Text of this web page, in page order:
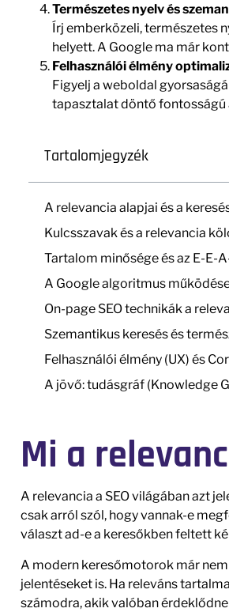
Természetes nyelv és
Írj emberközeli, természetes
helyett. A Google ma már
Felhasználói élmény
Figyelj a weboldal
tapasztalat döntő fontosságú
Tartalomjegyzék
A relevancia alapjai és a
Kulcsszavak és a relevancia
Tartalom minősége és az E-E-
A Google algoritmus
On-page SEO technikák a
Szemantikus keresés és
Felhasználói élmény (UX) és
A jövő: tudásgráf (Knowledge
Mi a
A relevancia a SEO világában azt
csak arról szól, hogy vannak-e
választ ad-e a keresőkben feltett
A modern keresőmotorok már
jelentéseket is. Ha releváns
számodra, akik valóban